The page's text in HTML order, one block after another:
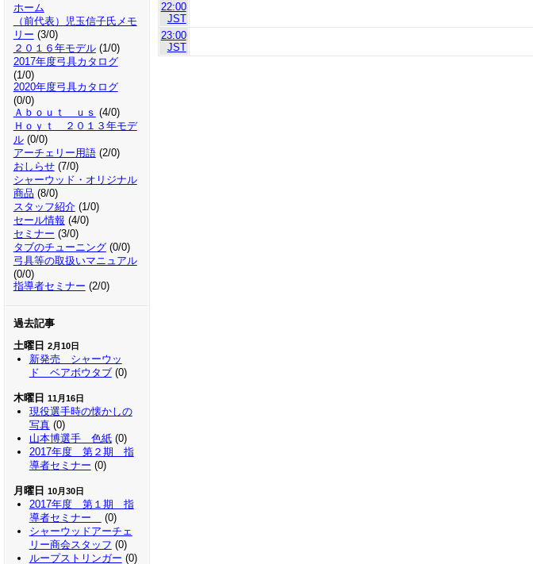
ホーム
（前代表）児玉信子氏メモ
リー (3/0)
２０１６年モデル(1/0)
2017年度弓具カタログ
(1/0)
2020年度弓具カタログ
(0/0)
Ａｂｏｕｔ ｕｓ (4/0)
Ｈｏｙｔ ２０１３年モデ
ル(0/0)
アーチェリー用語(2/0)
おしらせ(7/0)
シャーウッド・オリジナル
商品 (8/0)
スタッフ紹介(1/0)
セール情報 (4/0)
セミナー (3/0)
タブのチューニング(0/0)
弓具等の取扱いマニュアル
(0/0)
指導者セミナー (2/0)
過去記事
土曜日 2月10日
新発売 シャーウッ
ド ベアボウタブ(0)
木曜日 11月16日
現役選手時の懐かしの
写真(0)
山本博選手 色紙(0)
2017年度 第２期 指
導者セミナー (0)
月曜日 10月30日
2017年度 第１期 指
導者セミナー
(0)
シャーウッドアーチェ
リー商会スタッフ (0)
ループストリンガー (0)
22:00
JST
23:00
JST